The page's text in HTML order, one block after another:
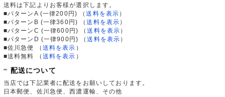
送料は下記よりお客様が選択します。
■パターンA (一律200円)
（送料を表示 ）
■パターンB (一律360円)
（送料を表示 ）
■パターンC (一律600円)
（送料を表示 ）
■パターンD (一律900円)
（送料を表示 ）
■佐川急便
（ 送料を表示 ）
■送料無料
（ 送料を表示 ）
配送について
当店では下記業者に配送をお願いしております。
日本郵便、佐川急便、西濃運輸、その他